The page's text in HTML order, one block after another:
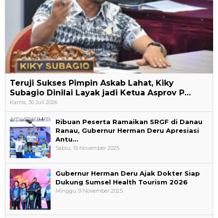
Teruji Sukses Pimpin Askab Lahat, Kiky
Subagio Dinilai Layak jadi Ketua Asprov P…
Kamis, 30 Juli 2026
Ribuan Peserta Ramaikan SRGF di Danau
Ranau, Gubernur Herman Deru Apresiasi
Antu…
Sabtu, 15 November 2025
Gubernur Herman Deru Ajak Dokter Siap
Dukung Sumsel Health Tourism 2026
Minggu, 9 November 2025